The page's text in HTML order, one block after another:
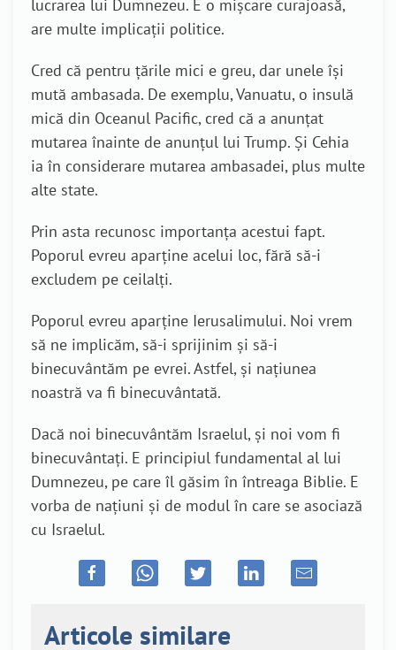
lucrarea lui Dumnezeu. E o mișcare curajoasă,
are multe implicații politice.
Cred că pentru țările mici e greu, dar unele își
mută ambasada. De exemplu, Vanuatu, o insulă
mică din Oceanul Pacific, cred că a anunțat
mutarea înainte de anunțul lui Trump. Și Cehia
ia în considerare mutarea ambasadei, plus multe
alte state.
Prin asta recunosc importanța acestui fapt.
Poporul evreu aparține acelui loc, fără să-i
excludem pe ceilalți.
Poporul evreu aparține Ierusalimului. Noi vrem
să ne implicăm, să-i sprijinim și să-i
binecuvântăm pe evrei. Astfel, și națiunea
noastră va fi binecuvântată.
Dacă noi binecuvântăm Israelul, și noi vom fi
binecuvântați. E principiul fundamental al lui
Dumnezeu, pe care îl găsim în întreaga Biblie. E
vorba de națiuni și de modul în care se asociază
cu Israelul.
Articole similare